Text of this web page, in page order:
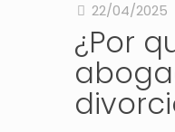
22/04/2025
¿Por